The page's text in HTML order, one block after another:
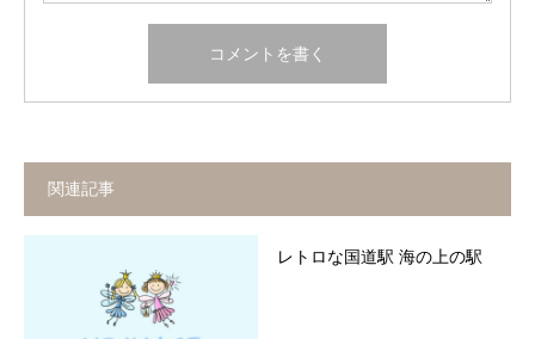
関連記事
レトロな国道駅 海の上の駅